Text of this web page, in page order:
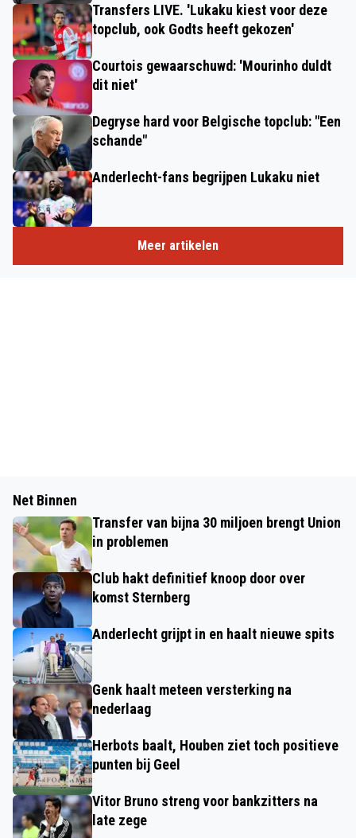
Transfers LIVE. 'Lukaku kiest voor deze
topclub, ook Godts heeft gekozen'
Courtois gewaarschuwd: 'Mourinho duldt
dit niet'
Degryse hard voor Belgische topclub: "Een
schande"
Anderlecht-fans begrijpen Lukaku niet
Meer artikelen
Net Binnen
Transfer van bijna 30 miljoen brengt Union
in problemen
Club hakt definitief knoop door over
komst Sternberg
Anderlecht grijpt in en haalt nieuwe spits
Genk haalt meteen versterking na
nederlaag
Herbots baalt, Houben ziet toch positieve
punten bij Geel
Vitor Bruno streng voor bankzitters na
late zege